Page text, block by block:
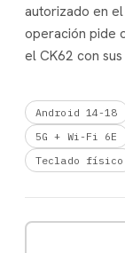
autorizado en
operación pide
el CK62 con
Android 14-18
5G + Wi-Fi 6E
Teclado físico